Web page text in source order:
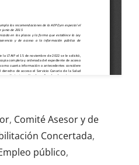
, Comité Asesor y de
Concertada,
público,